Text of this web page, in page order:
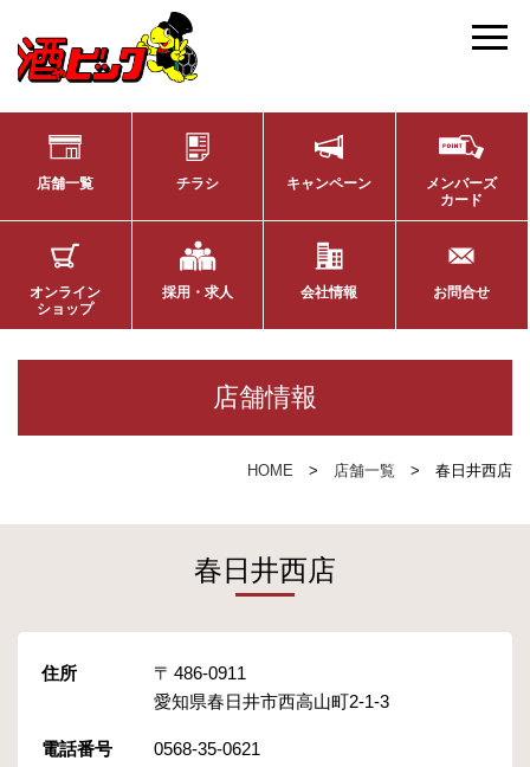
店舗一覧 チラシ キャンペーン
メンバーズ
カード
オンライン
ショップ
採用・求人 会社情報 お問合せ
店舗情報
HOME 店舗一覧 春日井西店
春日井西店
住所
486-0911
愛知県春日井市西高山町2-1-3
電話番号 0568-35-0621